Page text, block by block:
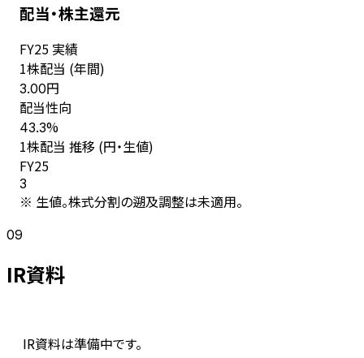
配当・株主還元
FY25 実績
1株配当 (年間)
3.00円
配当性向
43.3%
1株配当 推移 (円・生値)
FY25
3
※ 生値。株式分割の遡及調整は未適用。
09
IR資料
IR資料は準備中です。